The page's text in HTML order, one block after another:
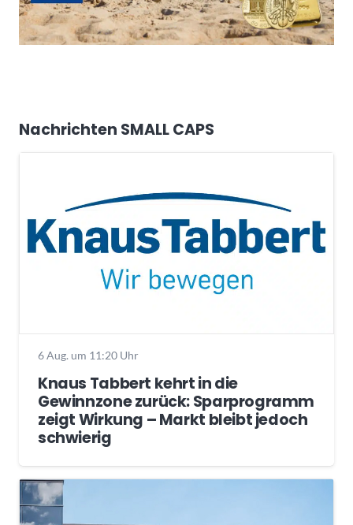
Nachrichten SMALL CAPS
6 Aug. um 11:20 Uhr
Knaus Tabbert kehrt in die
Gewinnzone zurück: Sparprogramm
zeigt Wirkung – Markt bleibt jedoch
schwierig